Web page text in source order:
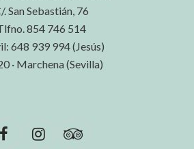
. San Sebastián, 76
854 746 514
648 939 994 (Jesús)
· Marchena (Sevilla)